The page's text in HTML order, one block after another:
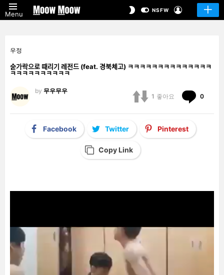
Menu
SWITCHNSFW
우정
숟가락으로 때리기 레전드 (feat. 경북체고) ㅋㅋㅋㅋㅋㅋㅋㅋㅋㅋㅋㅋㅋㅋ
ㅋㅋㅋㅋㅋㅋㅋㅋㅋㅋ
by 무우무우
1 좋아요 0
Facebook Twitter Pinterest
Copy Link